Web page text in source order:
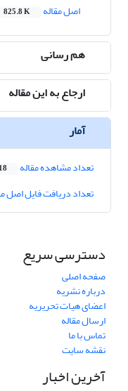
اصل مقاله
825.8 K
هم رسانی
ارجاع به این مقاله
آمار
تعداد مشاهده مقاله
تعداد دریافت فایل اصل
دسترسی سریع
صفحه اصلی
درباره نشریه
اعضای هیات تحریریه
ارسال مقاله
تماس با ما
نقشه سایت
آخرین اخبار